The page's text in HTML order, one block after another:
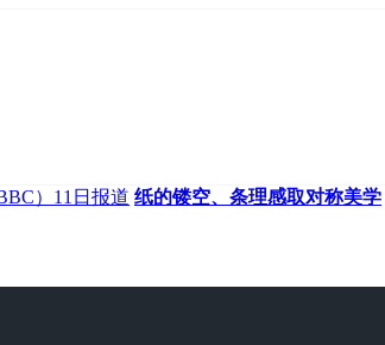
）11日报道 纸的镂空、条理感取对称美学